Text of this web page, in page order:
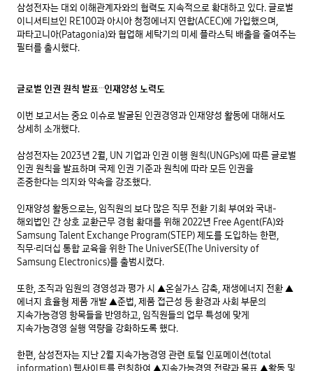
삼성전자는 대외 이해관계자와의 협력도 지속적으로 확대하고 있다. 글로벌
이니셔티브인 RE100과 아시아 청정에너지 연합(ACEC)에 가입했으며,
파타고니아(Patagonia)와 협업해 세탁기의 미세 플라스틱 배출을 줄여주는
필터를 출시했다.
글로벌 인권 원칙 발표…인재양성 노력도
이번 보고서는 중요 이슈로 발굴된 인권경영과 인재양성 활동에 대해서도
상세히 소개했다.
삼성전자는 2023년 2월, UN 기업과 인권 이행 원칙(UNGPs)에 따른 글로벌
인권 원칙을 발표하며 국제 인권 기준과 원칙에 따라 모든 인권을
존중한다는 의지와 약속을 강조했다.
인재양성 활동으로는, 임직원의 보다 많은 직무 전환 기회 부여와 국내-
해외법인 간 상호 교환근무 경험 확대를 위해 2022년 Free Agent(FA)와
Samsung Talent Exchange Program(STEP) 제도를 도입하는 한편,
직무·리더십 통합 교육을 위한 The UniverSE(The University of
Samsung Electronics)를 출범시켰다.
또한, 조직과 임원의 경영성과 평가 시 ▲온실가스 감축, 재생에너지 전환 ▲
에너지 효율형 제품 개발 ▲준법, 제품 접근성 등 환경과 사회 부문의
지속가능경영 항목들을 반영하고, 임직원들의 업무 특성에 맞게
지속가능경영 실행 역량을 강화하도록 했다.
한편, 삼성전자는 지난 2월 지속가능경영 관련 토털 인포메이션(total
information) 웹사이트를 런칭하여 ▲지속가능경영 전략과 목표 ▲활동 및